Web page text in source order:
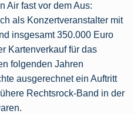
Air fast vor dem Aus:
als Konzertveranstalter mit
insgesamt 350.000 Euro
Kartenverkauf für das
folgenden Jahren
ausgerechnet ein Auftritt
Rechtsrock-Band in der